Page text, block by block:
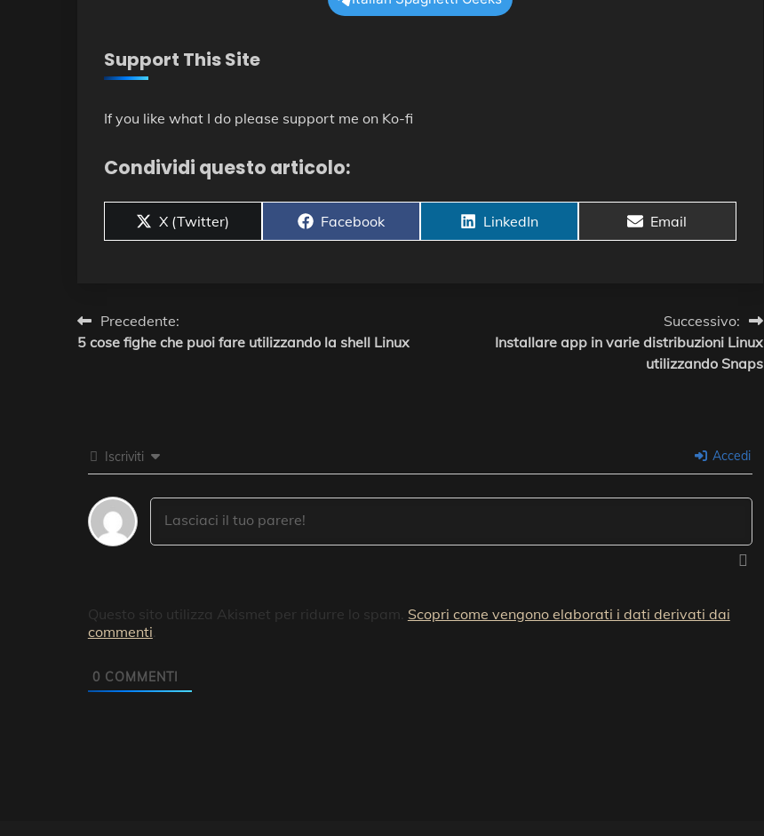
Support This Site
If you like what I do please support me on Ko-fi
Condividi questo articolo:
Share
on
X (Twitter)
Share
Facebook
Share
LinkedIn
Share
Email
Navigazione
articoli
Precedente:
5 cose fighe che puoi fare utilizzando la shell Linux
Successivo:
Installare app in varie distribuzioni Linux
utilizzando Snaps
Iscriviti Accedi
Questo sito utilizza Akismet per ridurre lo spam. Scopri come vengono elaborati i dati derivati dai
commenti
0 COMMENTI